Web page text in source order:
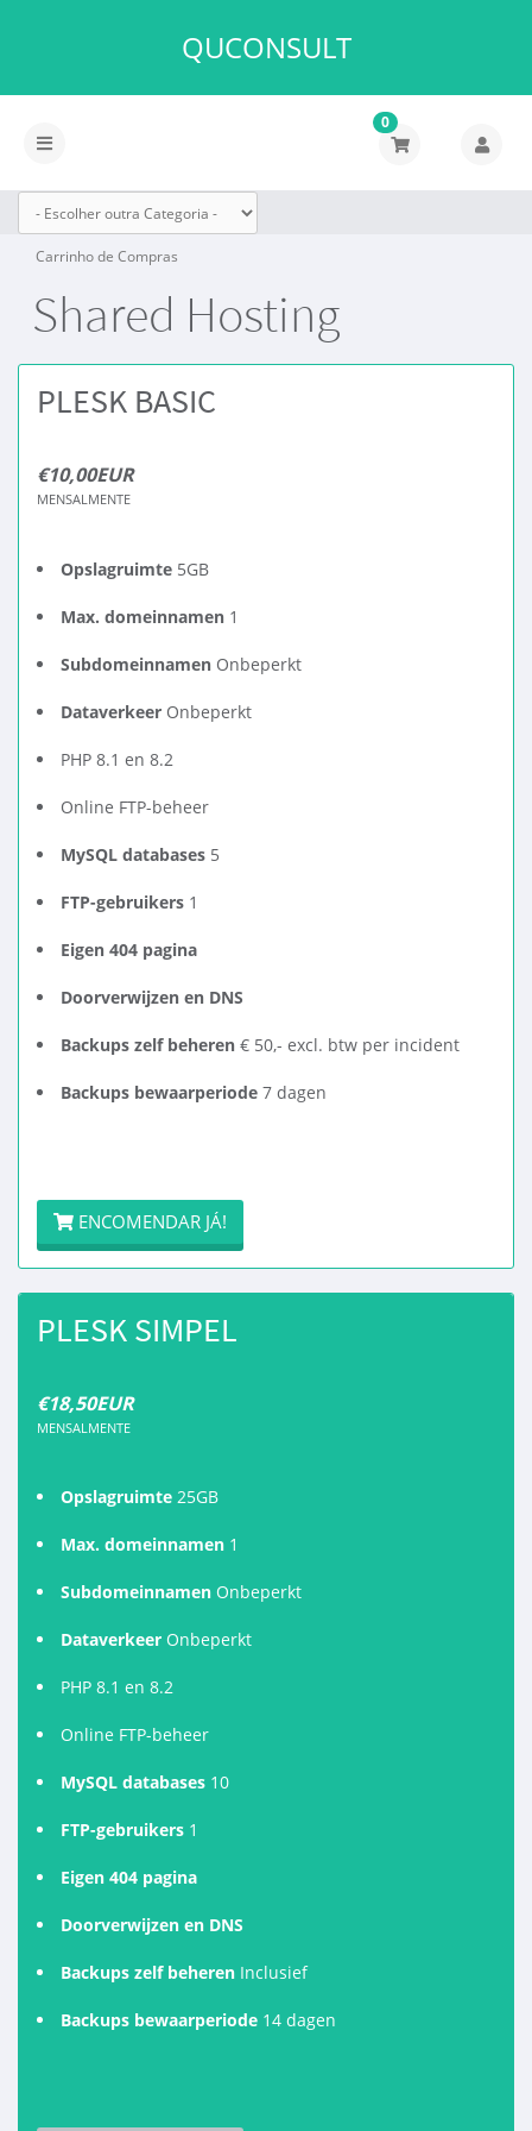
QUCONSULT
Alternar
0
Carrinho de Compras
Shared Hosting
PLESK BASIC
€10,00EUR
MENSALMENTE
Opslagruimte 5GB
Max. domeinnamen 1
Subdomeinnamen Onbeperkt
Dataverkeer Onbeperkt
PHP 8.1 en 8.2
Online FTP-beheer
MySQL databases 5
FTP-gebruikers 1
Eigen 404 pagina
Doorverwijzen en DNS
Backups zelf beheren € 50,- excl. btw per incident
Backups bewaarperiode 7 dagen
ENCOMENDAR JÁ!
PLESK SIMPEL
€18,50EUR
MENSALMENTE
Opslagruimte 25GB
Max. domeinnamen 1
Subdomeinnamen Onbeperkt
Dataverkeer Onbeperkt
PHP 8.1 en 8.2
Online FTP-beheer
MySQL databases 10
FTP-gebruikers 1
Eigen 404 pagina
Doorverwijzen en DNS
Backups zelf beheren Inclusief
Backups bewaarperiode 14 dagen